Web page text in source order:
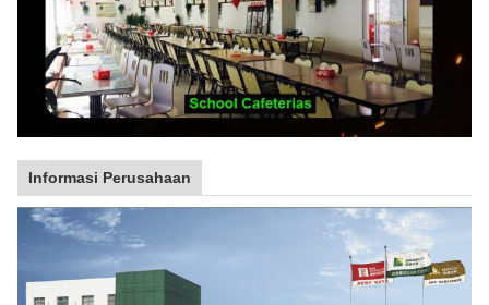
Informasi Perusahaan